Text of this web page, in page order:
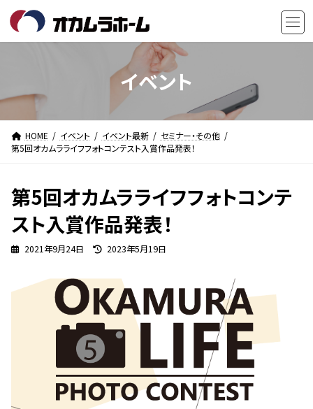
テ
ス
キ
ゲ
ン
に
イベント
HOME イベント イベント最新
セミナー・その他
第5回オカムラライフフォトコンテスト入賞作品発表！
第5回オカムラライフフォトコンテ
スト入賞作品発表！
2021年9月24日
最
新
日
時
2023年5月19日